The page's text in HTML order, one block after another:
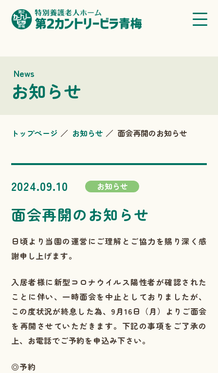
News
お知らせ
トップページ お知らせ 面会再開のお知らせ
2024.09.10 お知らせ
面会再開のお知らせ
日頃より当園の運営にご理解とご協力を賜り深く感
謝申し上げます。
入居者様に新型コロナウイルス陽性者が確認された
ことに伴い、一時面会を中止としておりましたが、
この度状況が終息した為、9月16日（月）よりご面会
を再開させていただきます。下記の事項をご了承の
上、お電話でご予約を申込み下さい。
◎予約